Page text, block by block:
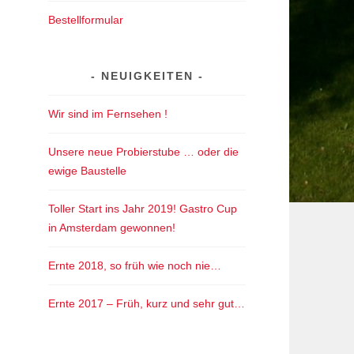
Bestellformular
NEUIGKEITEN
Wir sind im Fernsehen !
Unsere neue Probierstube … oder die
ewige Baustelle
Toller Start ins Jahr 2019! Gastro Cup
in Amsterdam gewonnen!
Ernte 2018, so früh wie noch nie…
Ernte 2017 – Früh, kurz und sehr gut…